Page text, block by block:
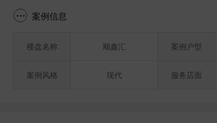
案例信息
楼盘名称
案例风格
顺鑫汇
现代
案例户型
服务店面